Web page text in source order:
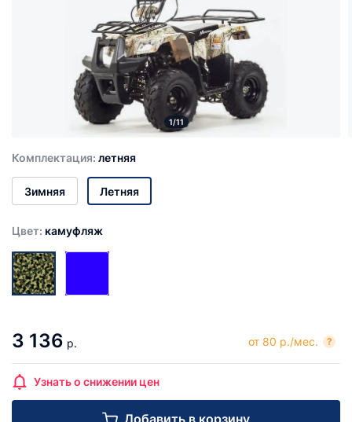
1/11
Комплектация: летняя
Зимняя Летняя
Цвет: камуфляж
3 136 р. от 80 р./мес. ?
Узнать о снижении цен
Добавить в корзину